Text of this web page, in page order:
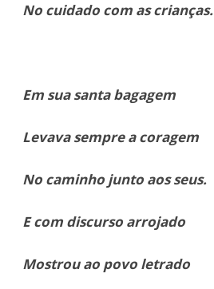
No cuidado com as crianças.
Em sua santa bagagem
Levava sempre a coragem
No caminho junto aos seus.
E com discurso arrojado
Mostrou ao povo letrado